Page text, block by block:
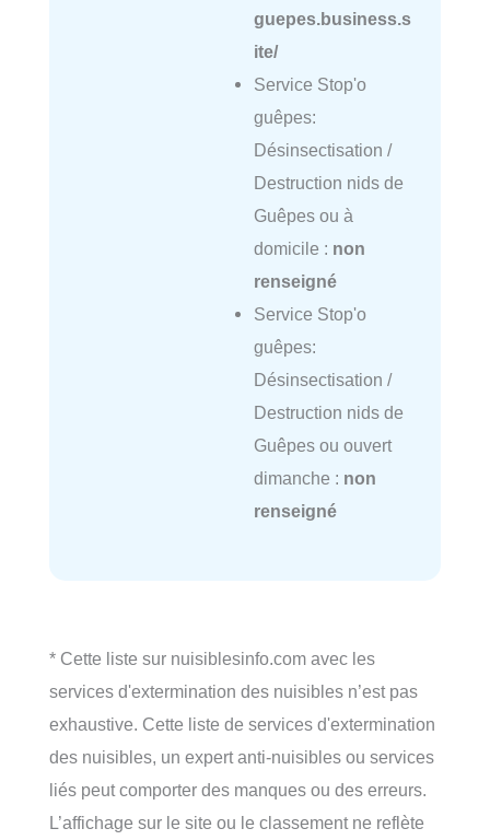
guepes.business.s
ite/
Service Stop'o
guêpes:
Désinsectisation /
Destruction nids de
Guêpes ou à
domicile : non
renseigné
Service Stop'o
guêpes:
Désinsectisation /
Destruction nids de
Guêpes ou ouvert
dimanche : non
renseigné
* Cette liste sur nuisiblesinfo.com avec les
services d'extermination des nuisibles n’est pas
exhaustive. Cette liste de services d'extermination
des nuisibles, un expert anti-nuisibles ou services
liés peut comporter des manques ou des erreurs.
L’affichage sur le site ou le classement ne reflète